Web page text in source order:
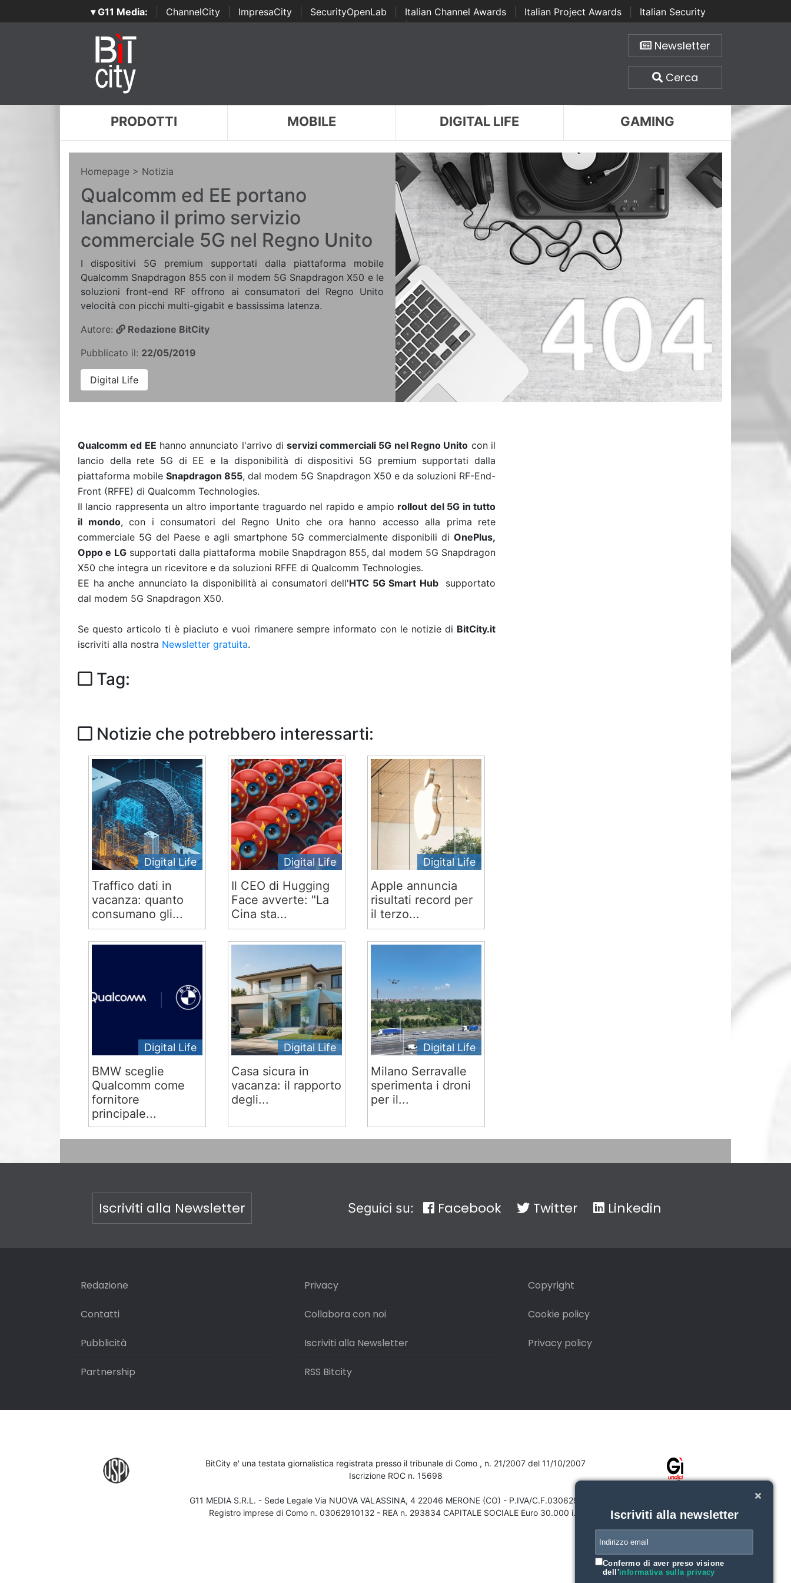
▾ G11 Media: ChannelCity ImpresaCity SecurityOpenLab Italian Channel Awards Italian Project Awards
Italian Security
Awards | ...
Newsletter
Cerca
PRODOTTI MOBILE DIGITAL LIFE GAMING
Homepage > Notizia
Qualcomm ed EE portano
lanciano il primo servizio
commerciale 5G nel Regno Unito
I dispositivi 5G premium supportati dalla piattaforma mobile
Qualcomm Snapdragon 855 con il modem 5G Snapdragon X50 e le
soluzioni front-end RF offrono ai consumatori del Regno Unito
velocità con picchi multi-gigabit e bassissima latenza.
Autore:
Redazione BitCity
Pubblicato il: 22/05/2019
Digital Life
Qualcomm ed EE hanno annunciato l'arrivo di servizi commerciali 5G nel Regno Unito con il
lancio della rete 5G di EE e la disponibilità di dispositivi 5G premium supportati dalla
piattaforma mobile Snapdragon 855, dal modem 5G Snapdragon X50 e da soluzioni RF-End-
Front (RFFE) di Qualcomm Technologies.
Il lancio rappresenta un altro importante traguardo nel rapido e ampio rollout del 5G in tutto
il mondo, con i consumatori del Regno Unito che ora hanno accesso alla prima rete
commerciale 5G del Paese e agli smartphone 5G commercialmente disponibili di OnePlus,
Oppo e LGsupportati dalla piattaforma mobile Snapdragon 855, dal modem 5G Snapdragon
X50 che integra un ricevitore e da soluzioni RFFE di Qualcomm Technologies.
EE ha anche annunciato la disponibilità ai consumatori dell'HTC 5G Smart Hub
supportato
dal modem 5G Snapdragon X50.
Se questo articolo ti è piaciuto e vuoi rimanere sempre informato con le notizie di BitCity.it
iscriviti alla nostra Newsletter gratuita.
Tag:
Notizie che potrebbero interessarti:
Digital Life
Traffico dati in
vacanza: quanto
consumano gli...
Digital Life
Il CEO di Hugging
Face avverte: "La
Cina sta...
Digital Life
Apple annuncia
risultati record per
il terzo...
Digital Life
BMW sceglie
Qualcomm come
fornitore
principale...
Digital Life
Casa sicura in
vacanza: il rapporto
degli...
Digital Life
Milano Serravalle
sperimenta i droni
per il...
Iscriviti alla Newsletter Seguici su: Facebook Twitter Linkedin
Redazione
Contatti
Pubblicità
Partnership
Privacy
Collabora con noi
Iscriviti alla Newsletter
RSS Bitcity
Copyright
Cookie policy
Privacy policy
BitCity e' una testata giornalistica registrata presso il tribunale di Como , n. 21/2007 del 11/10/2007
Iscrizione ROC n. 15698
G11 MEDIA S.R.L. - Sede Legale Via NUOVA VALASSINA, 4 22046 MERONE (CO) - P.IVA/C.F.03062910132
Registro imprese di Como n. 03062910132 - REA n. 293834 CAPITALE SOCIALE Euro 30.000 i.v.
Iscriviti alla newsletter
Confermo di aver preso visione
dell'informativa sulla privacy